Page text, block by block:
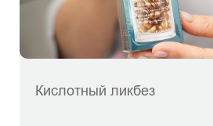
Кислотный ликбез